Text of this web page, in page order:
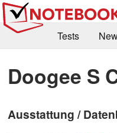
Tests
Kaufberatung
Deals
Forum
Doogee S
Ausstattung /